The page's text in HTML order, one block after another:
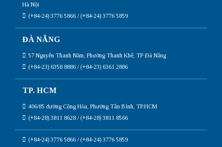
Hà Nội
(+84-24) 3776 5866 / (+84-24) 3776 5859
ĐÀ NẴNG
57 Nguyễn Thanh Năm, Phường Thanh Khê, TP Đà Nẵng
(+84-23) 6358 8886 / (+84-23) 6361 2886
TP. HCM
406/85 đường Cộng Hòa, Phường Tân Bình, TP.HCM
(+84-28) 3811 8628 / (+84-28) 3811 8566
(+84-24) 3776 5866 / (+84-24) 3776 5859